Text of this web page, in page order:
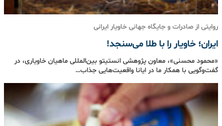
روایتی از صادرات و جایگاه جهانی خاویار ایرانی
ایران؛ خاویار را با طلا می‌سنجد!
«محمود محسنی»، معاون پژوهشی انستیتو بین‌المللی ماهیان خاویاری، در
گفت‌وگویی با همکار ما در ایانا واقعیت‌هایی جذاب…